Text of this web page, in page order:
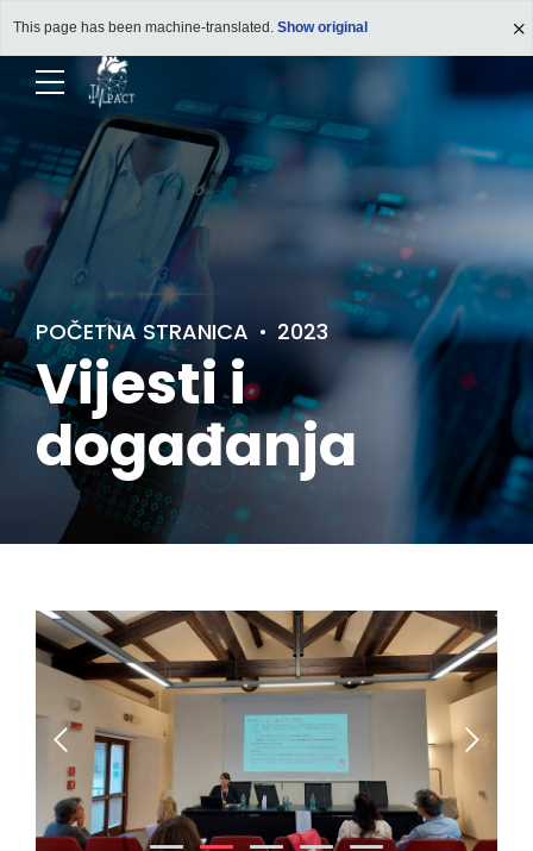
This page has been machine-translated. Show original
POČETNA STRANICA 2023
Vijesti i
događanja